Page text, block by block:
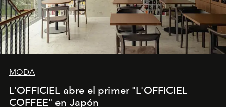
MODA
L'OFFICIEL abre el primer "L'OFFICIEL
COFFEE" en Japón